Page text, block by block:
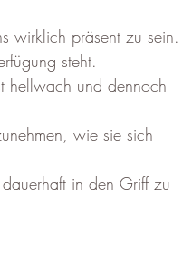
wirklich präsent zu sein.
steht.
hellwach und dennoch
wie sie sich
in den Griff zu